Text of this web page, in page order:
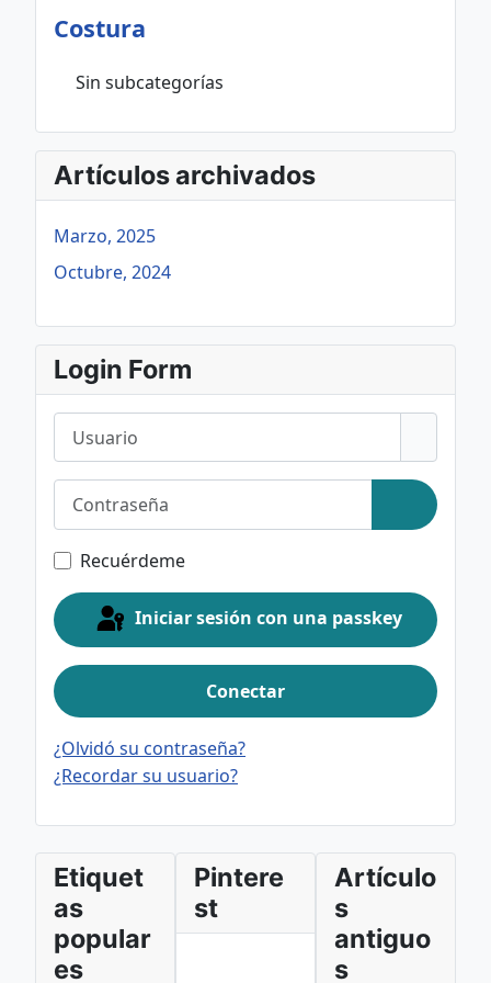
Costura
Sin subcategorías
Artículos archivados
Marzo, 2025
Octubre, 2024
Login Form
Contraseña
Mostrar
Recuérdeme
Iniciar sesión con una passkey
Conectar
¿Olvidó su contraseña?
¿Recordar su usuario?
Etiquet
as
popular
es
Pintere
st
Artículo
s
antiguo
s